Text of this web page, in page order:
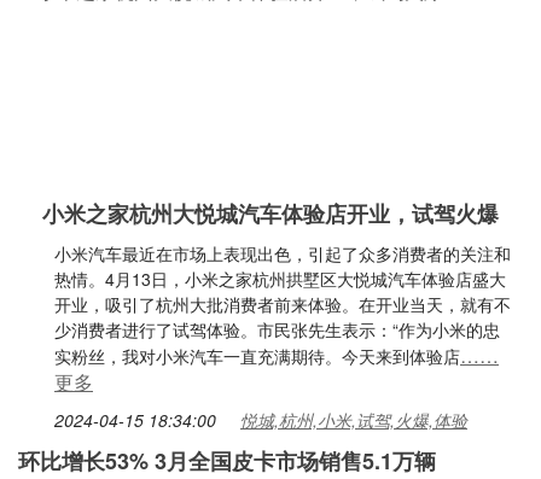
小米之家杭州大悦城汽车体验店开业，试驾火爆
小米汽车最近在市场上表现出色，引起了众多消费者的关注和
热情。4月13日，小米之家杭州拱墅区大悦城汽车体验店盛大
开业，吸引了杭州大批消费者前来体验。在开业当天，就有不
少消费者进行了试驾体验。市民张先生表示：“作为小米的忠
实粉丝，我对小米汽车一直充满期待。今天来到体验店……
更多
2024-04-15 18:34:00 悦城,杭州,小米,试驾,火爆,体验
环比增长53% 3月全国皮卡市场销售5.1万辆